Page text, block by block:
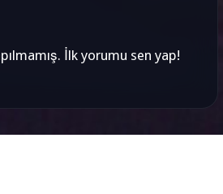
İlk yorumu sen yap!